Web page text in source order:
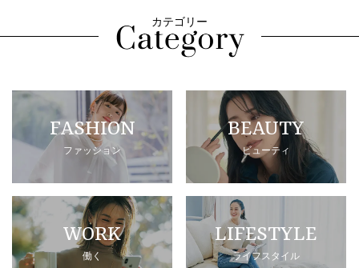
カテゴリー
FASHION
ファッション
BEAUTY
ビューティ
WORK
働く
LIFESTYLE
ライフスタイル